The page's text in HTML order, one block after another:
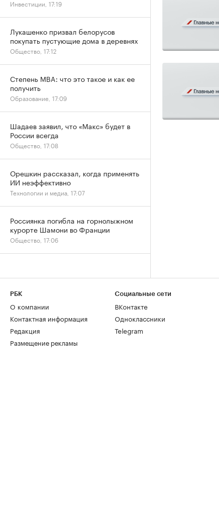
Инвестиции, 17:19
Лукашенко призвал белорусов
покупать пустующие дома в деревнях
Общество, 17:12
Степень MBA: что это такое и как ее
получить
Образование, 17:09
Шадаев заявил, что «Макс» будет в
России всегда
Общество, 17:08
Орешкин рассказал, когда применять
ИИ неэффективно
Технологии и медиа, 17:07
Россиянка погибла на горнолыжном
курорте Шамони во Франции
Общество, 17:06
РБК
О компании
Контактная информация
Редакция
Размещение рекламы
Социальные сети
ВКонтакте
Одноклассники
Telegram